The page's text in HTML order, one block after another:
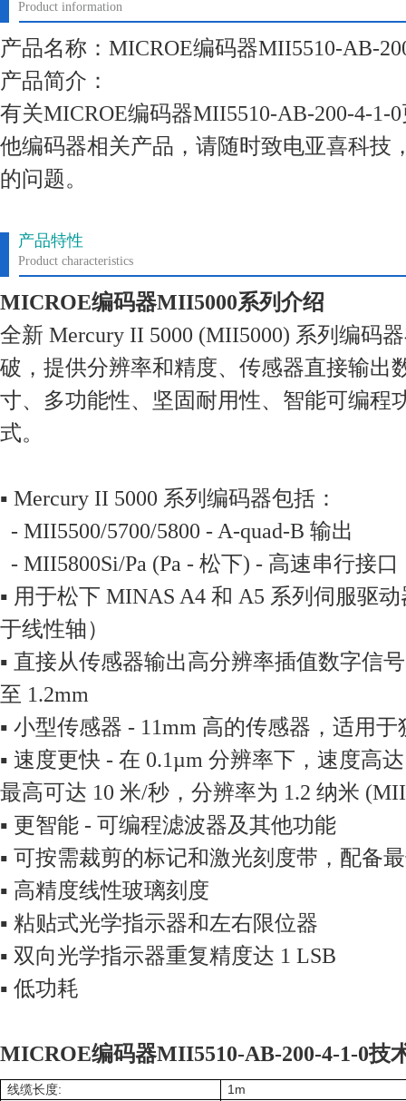
Product information
产品名称：MICROE编码器MII5510-AB-
产品简介：
有关MICROE编码器MII5510-AB-200-4-1-
他编码器相关产品，请随时致电亚喜科技
的问题。
产品特性
Product characteristics
MICROE编码器MII5000系列介绍
全新 Mercury II 5000 (MII5000) 系列编码
破，提供分辨率和精度、传感器直接输出
寸、多功能性、坚固耐用性、智能可编程
式。
▪ Mercury II 5000 系列编码器包括：
- MII5500/5700/5800 - A-quad-B 输出
- MII5800Si/Pa (Pa - 松下) - 高速串行接口
▪ 用于松下 MINAS A4 和 A5 系列伺服驱
于线性轴）
▪ 直接从传感器输出高分辨率插值数字信
至 1.2mm
▪ 小型传感器 - 11mm 高的传感器，适用于
▪ 速度更快 - 在 0.1µm 分辨率下，速度高
最高可达 10 米/秒，分辨率为 1.2 纳米
▪ 更智能 - 可编程滤波器及其他功能
▪ 可按需裁剪的标记和激光刻度带，配备
▪ 高精度线性玻璃刻度
▪ 粘贴式光学指示器和左右限位器
▪ 双向光学指示器重复精度达 1 LSB
▪ 低功耗
MICROE编码器MII5510-AB-200-4-1-0技
线缆长度: 1m